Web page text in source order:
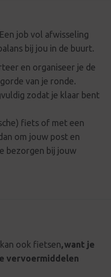
job vol afwisseling
bij jou in de buurt.
en organiseer je de
van je ronde.
zodat je klaar bent
fiets of met een
om jouw post en
bezorgen bij jouw
ook fietsen, want je
vervoermiddelen